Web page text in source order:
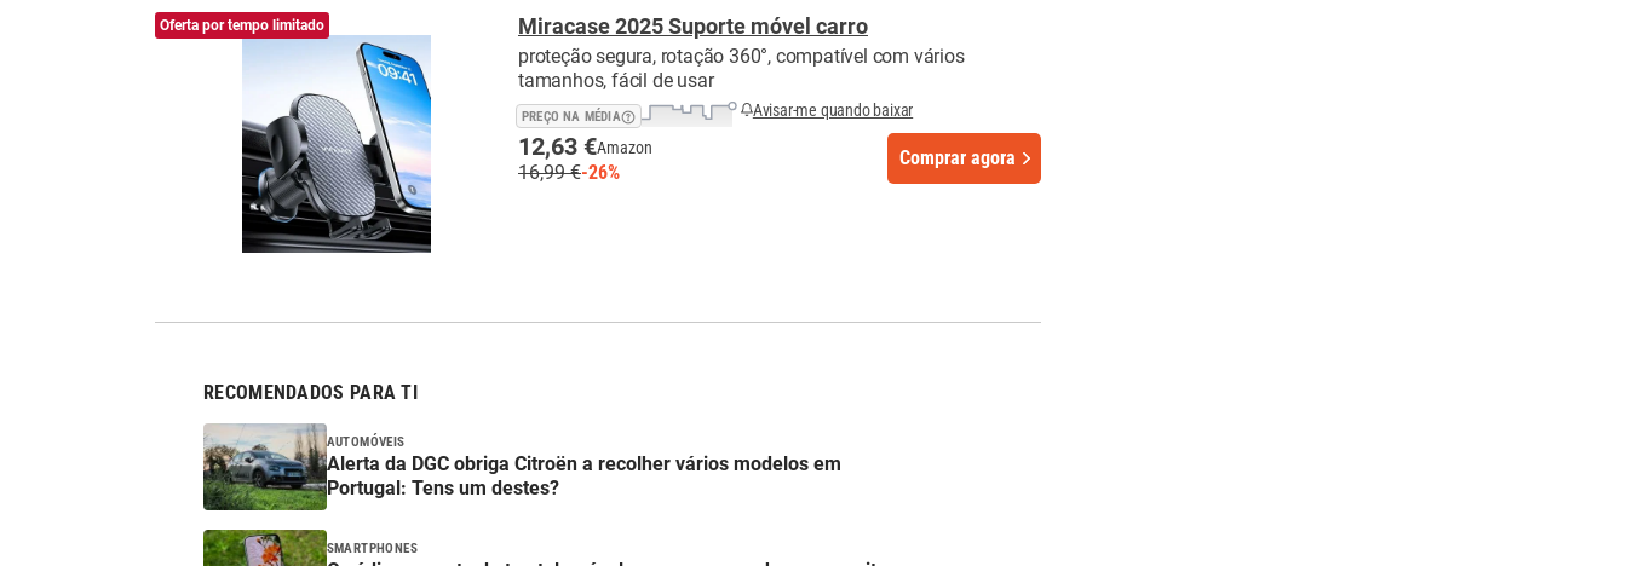
Oferta por tempo limitado Miracase 2025 Suporte móvel carro
proteção segura, rotação 360°, compatível com vários
tamanhos, fácil de usar
PREÇO NA MÉDIA Avisar-me quando baixar
12,63 €Amazon
16,99 €-26%
Comprar agora
RECOMENDADOS PARA TI
AUTOMÓVEIS
Alerta da DGC obriga Citroën a recolher vários modelos em
Portugal: Tens um destes?
SMARTPHONES